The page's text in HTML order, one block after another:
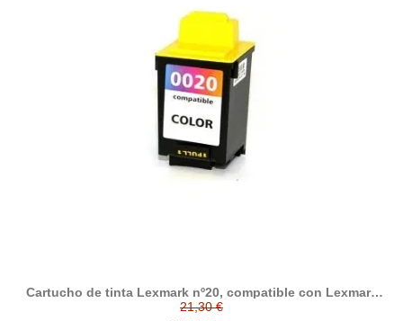
Cartucho de tinta Lexmark nº20, compatible con Lexmark
21,30 €